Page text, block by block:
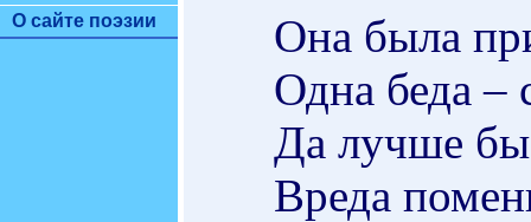
О сайте поэзии
Она была
Одна беда –
Да лучше бы
Вреда